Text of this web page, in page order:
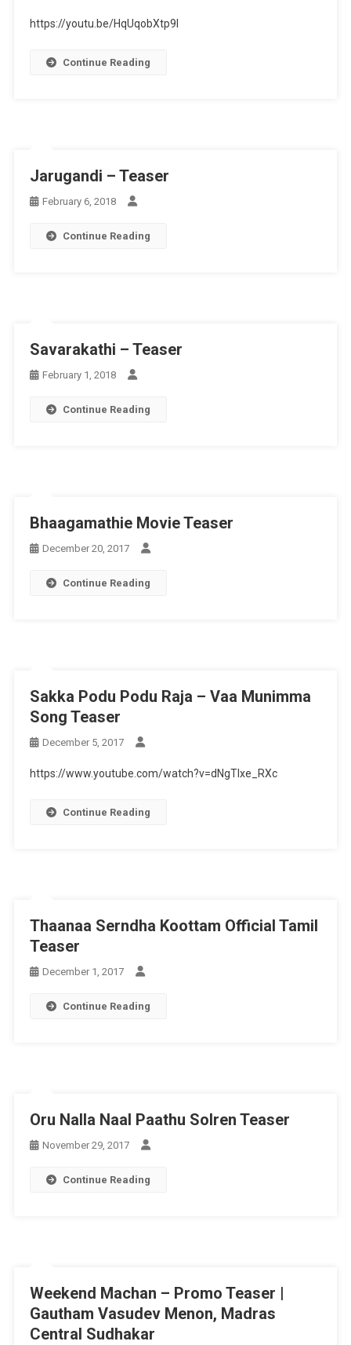
https://youtu.be/HqUqobXtp9I
Continue Reading
Jarugandi – Teaser
February 6, 2018
Continue Reading
Savarakathi – Teaser
February 1, 2018
Continue Reading
Bhaagamathie Movie Teaser
December 20, 2017
Continue Reading
Sakka Podu Podu Raja – Vaa Munimma
Song Teaser
December 5, 2017
https://www.youtube.com/watch?v=dNgTIxe_RXc
Continue Reading
Thaanaa Serndha Koottam Official Tamil
Teaser
December 1, 2017
Continue Reading
Oru Nalla Naal Paathu Solren Teaser
November 29, 2017
Continue Reading
Weekend Machan – Promo Teaser |
Gautham Vasudev Menon, Madras
Central Sudhakar